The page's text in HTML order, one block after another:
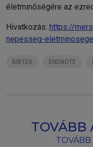
életminőségére az
Hivatkozás: https://
nepesseg-
BIBTEX ENDNOTE
TOVÁBB
TOVÁBB